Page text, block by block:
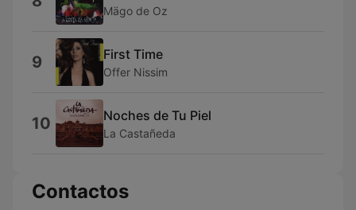
Mägo de Oz
9 First Time
Offer Nissim
10 Noches de Tu Piel
La Castañeda
Contactos